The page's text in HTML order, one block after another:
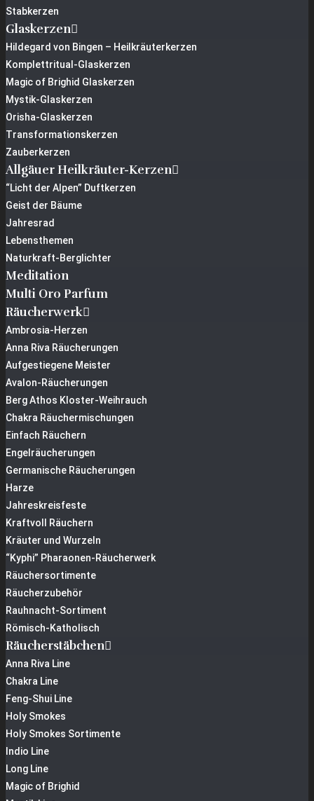
Stabkerzen
Glaskerzen
Hildegard von Bingen – Heilkräuterkerzen
Komplettritual-Glaskerzen
Magic of Brighid Glaskerzen
Mystik-Glaskerzen
Orisha-Glaskerzen
Transformationskerzen
Zauberkerzen
Allgäuer Heilkräuter-Kerzen
“Licht der Alpen” Duftkerzen
Geist der Bäume
Jahresrad
Lebensthemen
Naturkraft-Berglichter
Meditation
Multi Oro Parfum
Räucherwerk
Ambrosia-Herzen
Anna Riva Räucherungen
Aufgestiegene Meister
Avalon-Räucherungen
Berg Athos Kloster-Weihrauch
Chakra Räuchermischungen
Einfach Räuchern
Engelräucherungen
Germanische Räucherungen
Harze
Jahreskreisfeste
Kraftvoll Räuchern
Kräuter und Wurzeln
“Kyphi” Pharaonen-Räucherwerk
Räuchersortimente
Räucherzubehör
Rauhnacht-Sortiment
Römisch-Katholisch
Räucherstäbchen
Anna Riva Line
Chakra Line
Feng-Shui Line
Holy Smokes
Holy Smokes Sortimente
Indio Line
Long Line
Magic of Brighid